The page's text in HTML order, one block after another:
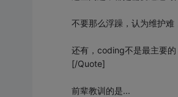
不要那么浮躁，认为维护难
还有，coding不是最主要
[/Quote]
前辈教训的是...